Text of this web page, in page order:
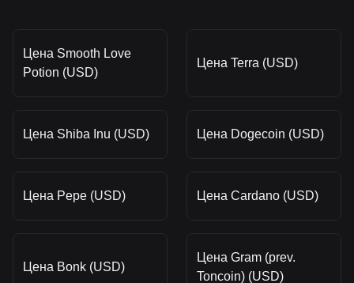
Цена Smooth Love
Potion (USD)
Цена Terra (USD)
Цена Shiba Inu (USD) Цена Dogecoin (USD)
Цена Pepe (USD) Цена Cardano (USD)
Цена Bonk (USD)
Цена Gram (prev.
Toncoin) (USD)